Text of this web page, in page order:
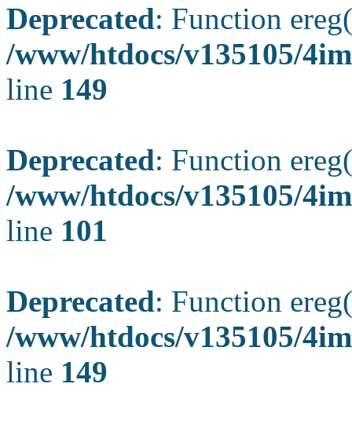
Deprecated: Function
/www/htdocs/v135105/
line 149
Deprecated: Function
/www/htdocs/v135105/
line 101
Deprecated: Function
/www/htdocs/v135105/
line 149